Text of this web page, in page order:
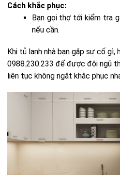
Cách khắc phục:
Bạn gọi thợ tới kiểm tra
nếu cần.
Khi tủ lạnh nhà bạn gặp sự cố gì,
0988.230.233 để được đội ngũ
liên tục không ngắt khắc phục